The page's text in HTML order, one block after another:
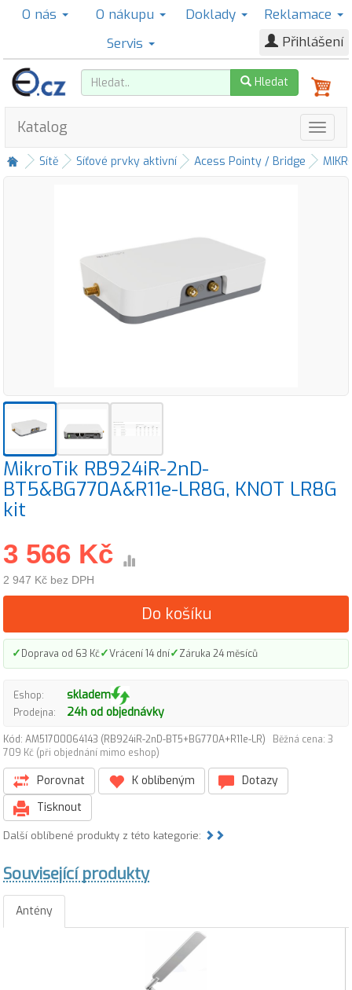
O nás O nákupu Doklady
Reklamace
Servis
Přihlášení
Hledat
Katalog
Sítě Síťové prvky aktivní Acess Pointy / Bridge
MikroTik RB924iR-2nD-
BT5&BG770A&R11e-LR8G, KNOT LR8G
kit
3 566 Kč
2 947 Kč bez DPH
Do košíku
✓Doprava od 63 Kč✓Vrácení 14 dní✓Záruka 24 měsíců
Eshop: skladem
Prodejna: 24h od objednávky
Kód: AM51700064143 (RB924iR-2nD-BT5+BG770A+R11e-LR)
Běžná cena: 3
709 Kč (při objednání mimo eshop)
Porovnat K oblíbeným
Dotazy
Tisknout
Další oblíbené produkty z této kategorie:
Související produkty
Antény